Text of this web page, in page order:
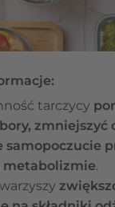
tarczycy
zmniejszyć
samopoczucie
metabolizmie.